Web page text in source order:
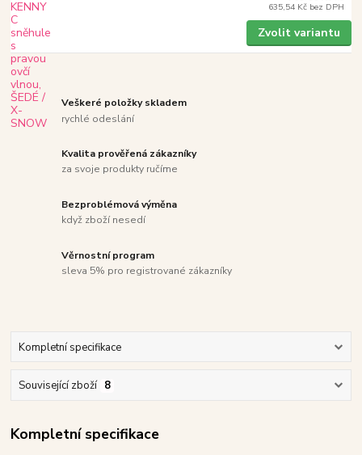
635,54 Kč bez DPH
Zvolit variantu
Veškeré položky skladem
rychlé odeslání
Kvalita prověřená zákazníky
za svoje produkty ručíme
Bezproblémová výměna
když zboží nesedí
Věrnostní program
sleva 5% pro registrované zákazníky
Kompletní specifikace
Související zboží 8
Kompletní specifikace